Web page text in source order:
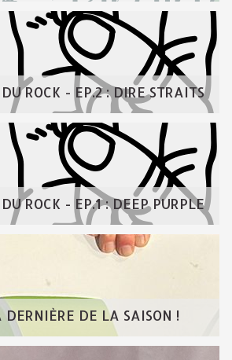
ROCK - EP.2 : DIRE STRAITS
ROCK - EP.1 : DEEP PURPLE
DERNIÈRE DE LA SAISON !